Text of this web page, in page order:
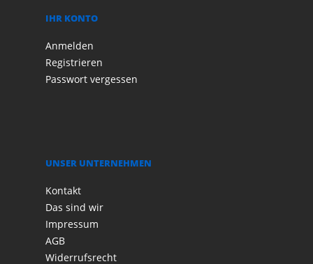
IHR KONTO
Anmelden
Registrieren
Passwort vergessen
UNSER UNTERNEHMEN
Kontakt
Das sind wir
Impressum
AGB
Widerrufsrecht